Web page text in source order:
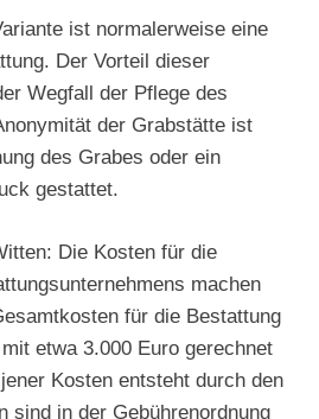
ist normalerweise eine
Der Vorteil dieser
Wegfall der Pflege des
der Grabstätte ist
des Grabes oder ein
gestattet.
Die Kosten für die
machen
für die Bestattung
etwa 3.000 Euro gerechnet
Kosten entsteht durch den
sind in der Gebührenordnung